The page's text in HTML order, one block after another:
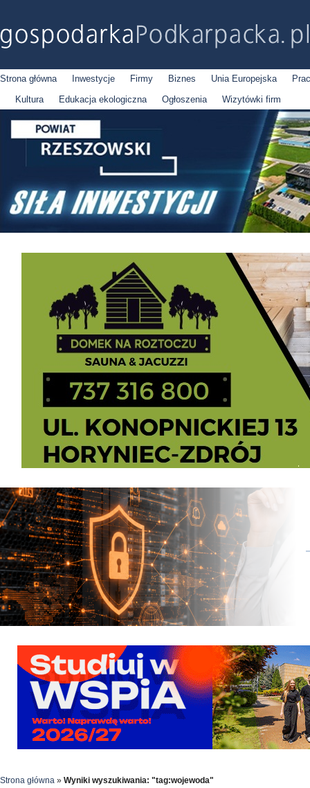
Strona główna Inwestycje Firmy Biznes Unia Europejska
Kultura
Edukacja ekologiczna Ogłoszenia Wizytówki firm
Strona główna » Wyniki wyszukiwania: "tag:wojewoda"